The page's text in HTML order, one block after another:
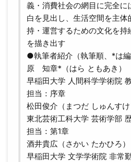
義・消費社会の網目に完全に
白を見出し、生活空間を主体
持・運営するための文化を持
を描き出す
●執筆者紹介（執筆順、*は編
原 知章*（はら ともあき）
早稲田大学 人間科学学術院
担当：序章
松田俊介（まつだ しゅんすけ
東北芸術工科大学 芸術学部
担当：第1章
酒井貴広（さかい たかひろ）
早稲田大学 文学学術院 非常